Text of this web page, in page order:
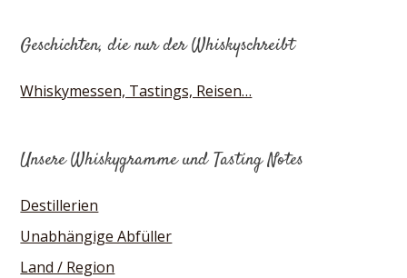
Geschichten, die nur der Whiskyschreibt
Whiskymessen, Tastings, Reisen…
Unsere Whiskygramme und Tasting Notes
Destillerien
Unabhängige Abfüller
Land / Region